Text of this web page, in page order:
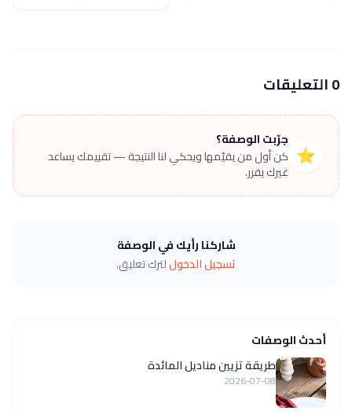
0 التعليقات
⭐
جرّبت الوصفة؟
كن أول من يقيّمها ويحكي لنا النتيجة — تقييمك يساعد
غيرك يقرر.
شاركنا رأيك في الوصفة
تسجيل الدخوللترك تعليق.
أحدث الوصفات
طريقة تزيين مناديل المائدة
2026-07-08